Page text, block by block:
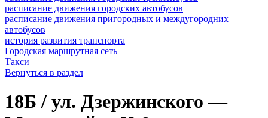
расписание движения городских автобусов
расписание движения пригородных и междугородних
автобусов
история развития транспорта
Городская маршрутная сеть
Такси
Вернуться в раздел
18Б / ул. Дзержинского —